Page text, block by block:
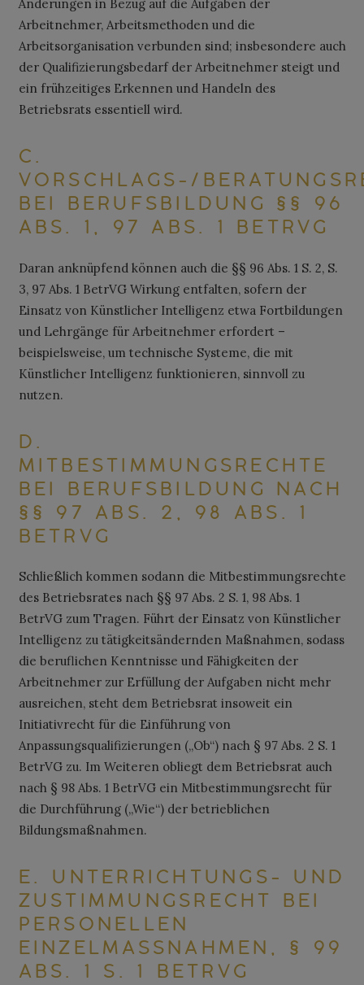
Änderungen in Bezug auf die Aufgaben der
Arbeitnehmer, Arbeitsmethoden und die
Arbeitsorganisation verbunden sind; insbesondere auch
der Qualifizierungsbedarf der Arbeitnehmer steigt und
ein frühzeitiges Erkennen und Handeln des
Betriebsrats essentiell wird.
C.
VORSCHLAGS-/
BEI BERUFSBILDUNG §§ 96
ABS. 1, 97 ABS. 1 BETRVG
Daran anknüpfend können auch die §§ 96 Abs. 1 S. 2, S.
3, 97 Abs. 1 BetrVG Wirkung entfalten, sofern der
Einsatz von Künstlicher Intelligenz etwa Fortbildungen
und Lehrgänge für Arbeitnehmer erfordert –
beispielsweise, um technische Systeme, die mit
Künstlicher Intelligenz funktionieren, sinnvoll zu
nutzen.
D.
MITBESTIMMUNGSRECHTE
BEI BERUFSBILDUNG NACH
§§ 97 ABS. 2, 98 ABS. 1
BETRVG
Schließlich kommen sodann die Mitbestimmungsrechte
des Betriebsrates nach §§ 97 Abs. 2 S. 1, 98 Abs. 1
BetrVG zum Tragen. Führt der Einsatz von Künstlicher
Intelligenz zu tätigkeitsändernden Maßnahmen, sodass
die beruflichen Kenntnisse und Fähigkeiten der
Arbeitnehmer zur Erfüllung der Aufgaben nicht mehr
ausreichen, steht dem Betriebsrat insoweit ein
Initiativrecht für die Einführung von
Anpassungsqualifizierungen („Ob“) nach § 97 Abs. 2 S. 1
BetrVG zu. Im Weiteren obliegt dem Betriebsrat auch
nach § 98 Abs. 1 BetrVG ein Mitbestimmungsrecht für
die Durchführung („Wie“) der betrieblichen
Bildungsmaßnahmen.
E.
UNTERRICHTUNGS- UND
ZUSTIMMUNGSRECHT BEI
PERSONELLEN
EINZELMASSNAHMEN, § 99 A
BS. 1 S. 1 BETRVG